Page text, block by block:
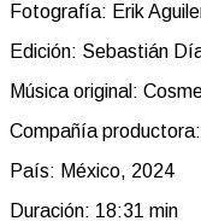
Fotografía: Erik
Edición: Sebastián
Música original:
Compañía
País: México, 2024
Duración: 18:31 min